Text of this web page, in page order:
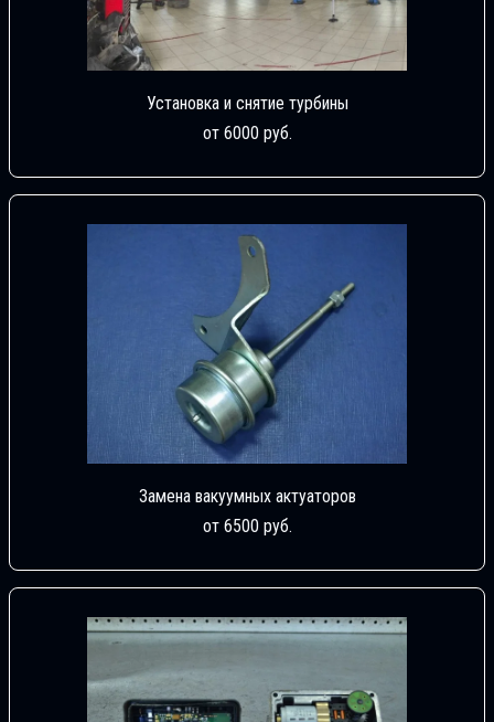
Установка и снятие турбины
от 6000 руб.
Замена вакуумных актуаторов
от 6500 руб.